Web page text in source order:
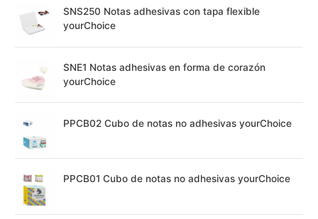
SNS250 Notas adhesivas con tapa flexible
yourChoice
SNE1 Notas adhesivas en forma de corazón
yourChoice
PPCB02 Cubo de notas no adhesivas yourChoice
PPCB01 Cubo de notas no adhesivas yourChoice